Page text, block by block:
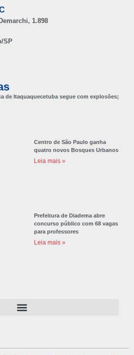
1.898
SP
de Itaquaquecetuba segue com explosões;
Centro de São Paulo ganha
quatro novos Bosques Urbanos
Leia mais »
Prefeitura de Diadema abre
concurso público com 68 vagas
para professores
Leia mais »